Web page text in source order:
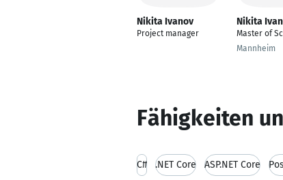
Nikita Ivanov
Project manager
Nikita
Master of
Mannheim
Fähigkeiten
C# .NET Core ASP.NET Core